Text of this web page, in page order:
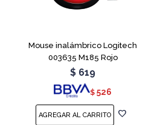
Mouse inalámbrico Logitech
003635 M185 Rojo
$ 619
$ 526